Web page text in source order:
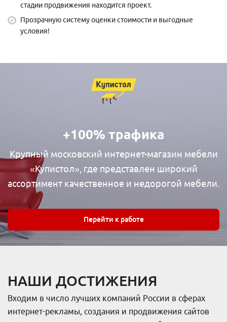
стадии продвижения находится проект.
Прозрачную систему оценки стоимости и выгодные
условия!
+100% трафика
Крупный московский интернет-магазин мебели
«Купистол», где представлен широкий
ассортимент качественное и недорогой мебели.
Перейти к работе
НАШИ ДОСТИЖЕНИЯ
Входим в число лучших компаний России в сферах
интернет-рекламы, создания и продвижения сайтов